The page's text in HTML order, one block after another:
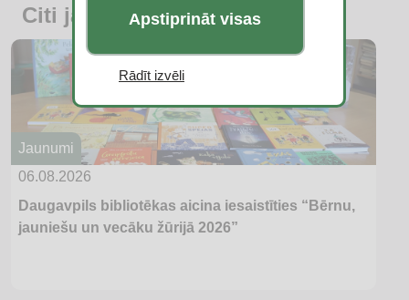
Citi jaunumi
Jaunumi
06.08.2026
Daugavpils bibliotēkas aicina iesaistīties “Bērnu,
jauniešu un vecāku žūrijā 2026”
Apstiprināt visas
Rādīt izvēli